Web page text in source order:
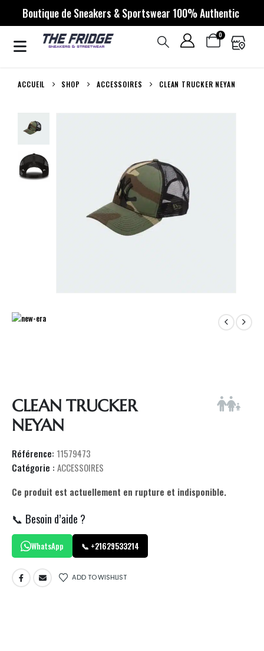
Boutique de Sneakers & Sportswear 100% Authentic
0
ACCUEIL SHOP ACCESSOIRES CLEAN TRUCKER NEYAN
CLEAN TRUCKER
NEYAN
Référence: 11579473
Catégorie : ACCESSOIRES
Ce produit est actuellement en rupture et indisponible.
📞 Besoin d’aide ?
WhatsApp 📞 +21629533214
ADD TO WISHLIST